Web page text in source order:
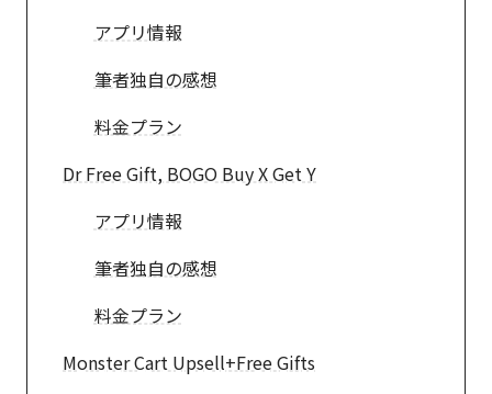
アプリ情報
筆者独自の感想
料金プラン
Dr Free Gift, BOGO Buy X Get Y
アプリ情報
筆者独自の感想
料金プラン
Monster Cart Upsell+Free Gifts